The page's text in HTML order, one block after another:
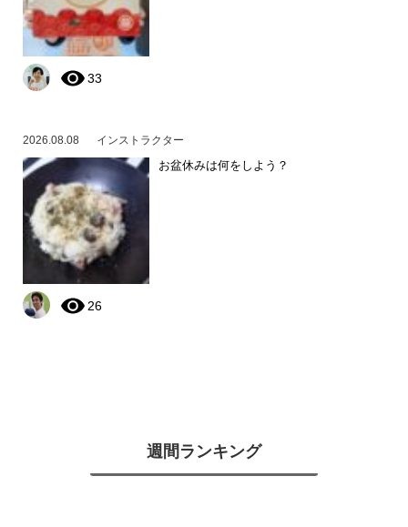
33
2026.08.08 インストラクター
お盆休みは何をしよう？
26
週間ランキング